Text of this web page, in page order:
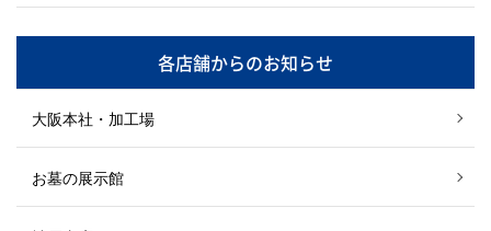
各店舗からのお知らせ
大阪本社・加工場
お墓の展示館